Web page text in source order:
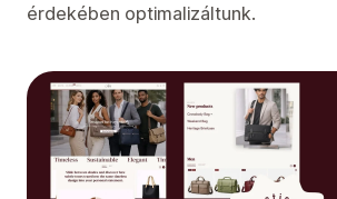
érdekében optimalizáltunk.